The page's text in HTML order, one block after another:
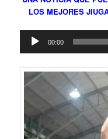
LOS MEJORES
Reproductor
00:00